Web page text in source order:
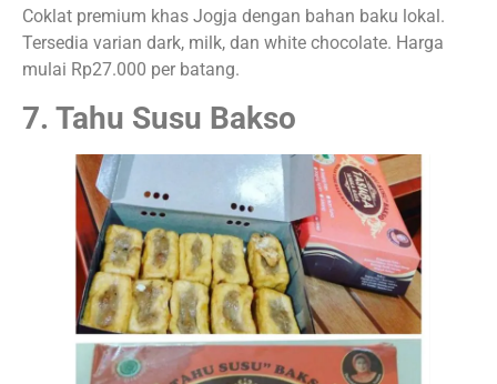
Coklat premium khas Jogja dengan bahan baku lokal.
Tersedia varian dark, milk, dan white chocolate. Harga
mulai Rp27.000 per batang.
7. Tahu Susu Bakso